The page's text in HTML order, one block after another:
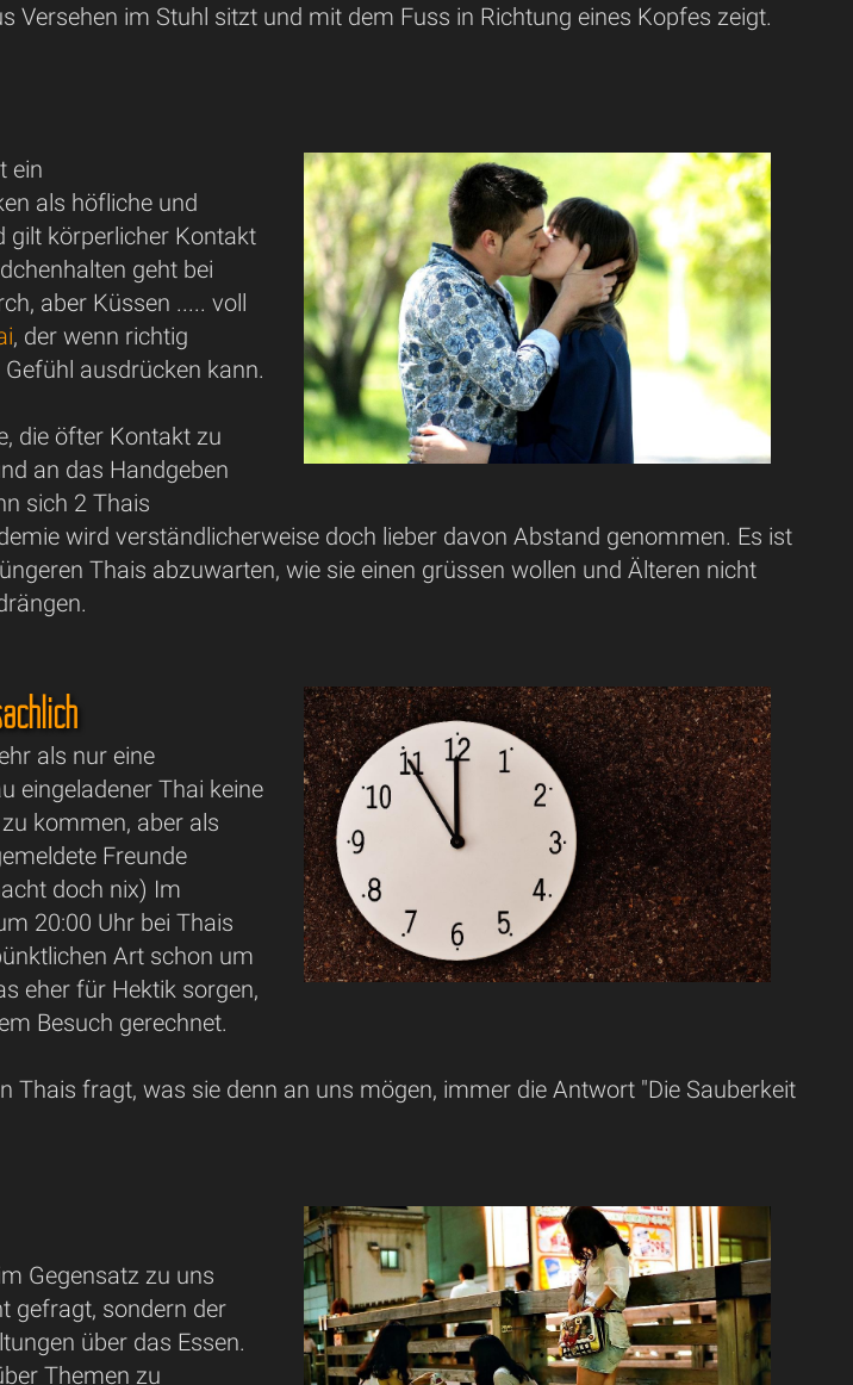
Versehen im Stuhl sitzt und mit dem Fuss in Richtung eines Kopfes zeigt.
ein
als höfliche und
gilt körperlicher Kontakt
geht bei
aber Küssen ..... voll
, der wenn richtig
ausdrücken kann.
die öfter Kontakt zu
an das Handgeben
sich 2 Thais
wird verständlicherweise doch lieber davon Abstand genommen. Es ist
Thais abzuwarten, wie sie einen grüssen wollen und Älteren nicht
als nur eine
eingeladener Thai keine
kommen, aber als
Freunde
doch nix) Im
20:00 Uhr bei Thais
Art schon um
eher für Hektik sorgen,
Besuch gerechnet.
Thais fragt, was sie denn an uns mögen, immer die Antwort "Die Sauberkeit
Gegensatz zu uns
gefragt, sondern der
über das Essen.
Themen zu